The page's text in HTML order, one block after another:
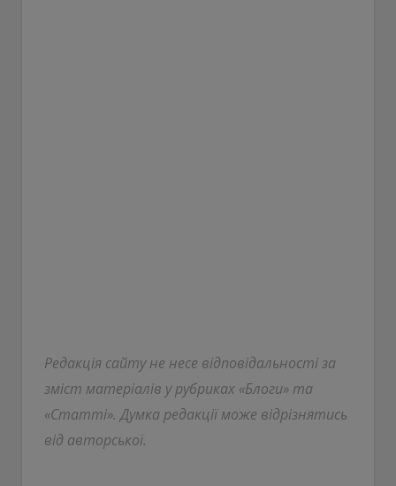
Редакція сайту не несе відповідальності за
зміст матеріалів у рубриках «Блоги» та
«Статті». Думка редакції може відрізнятись
від авторської.